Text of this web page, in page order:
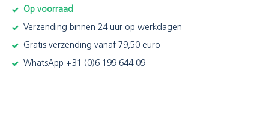
Op voorraad
Verzending binnen 24 uur op werkdagen
Gratis verzending vanaf 79,50 euro
WhatsApp +31 (0)6 199 644 09